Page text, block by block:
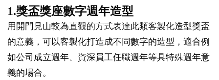
1.獎盃獎座數字週年造型
用開門見山較為直觀的方式表達此類客製化造型獎盃
的意義，可以客製化打造成不同數字的造型，適合例
如公司成立週年、資深員工任職週年等具特殊週年意
義的場合。